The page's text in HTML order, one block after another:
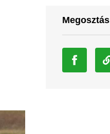
Megosztás